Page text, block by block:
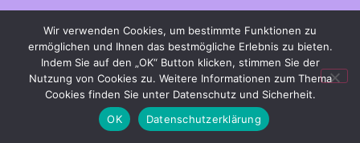
Wir verwenden Cookies, um bestimmte Funktionen zu
ermöglichen und Ihnen das bestmögliche Erlebnis zu bieten.
Indem Sie auf den „OK“ Button klicken, stimmen Sie der
Nutzung von Cookies zu. Weitere Informationen zum Thema
Cookies finden Sie unter Datenschutz und Sicherheit.
OK
Datenschutzerklärung